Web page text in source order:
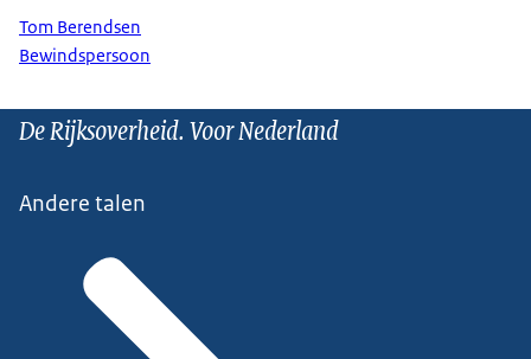
Tom Berendsen
Bewindspersoon
De Rijksoverheid. Voor Nederland
Andere talen